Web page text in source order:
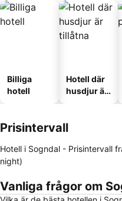
Billiga
hotell
Hotell där
husdjur är
Prisintervall
Hotell i Sogndal - Prisintervall
night)
Vanliga frågor om